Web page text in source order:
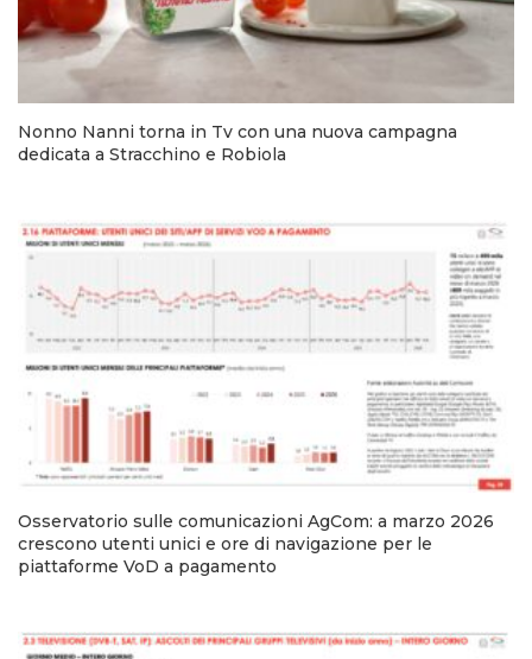
Nonno Nanni torna in Tv con una nuova campagna
dedicata a Stracchino e Robiola
Osservatorio sulle comunicazioni AgCom: a marzo 2026
crescono utenti unici e ore di navigazione per le
piattaforme VoD a pagamento